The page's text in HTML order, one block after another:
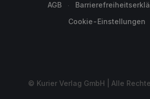
AGB
Cookie-Einstellungen
© Kurier Verlag GmbH | Alle